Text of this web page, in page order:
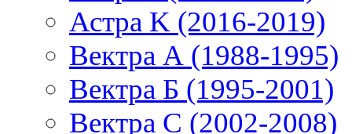
Астра K (2016-2019)
Вектра А (1988-1995)
Вектра Б (1995-2001)
Вектра С (2002-2008)